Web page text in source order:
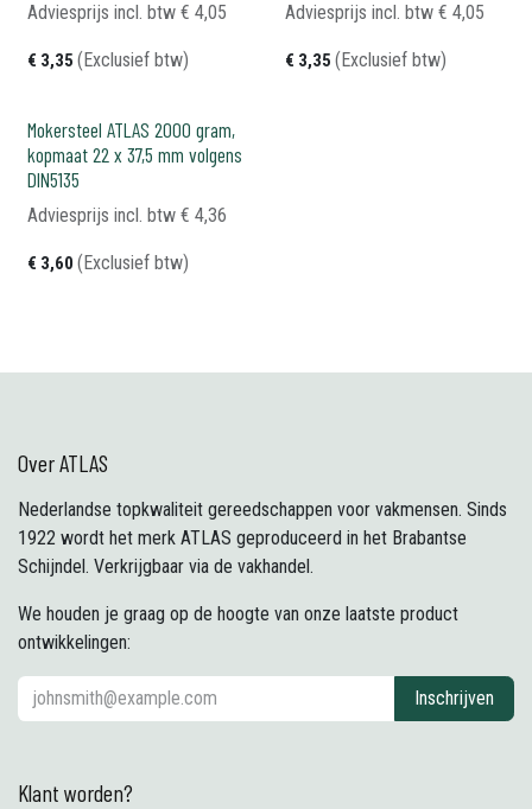
€ 3,35 (Exclusief btw)
Adviesprijs incl. btw € 4,05
€ 3,35 (Exclusief btw)
Adviesprijs incl. btw € 4,05
Mokersteel ATLAS 2000 gram,
kopmaat 22 x 37,5 mm volgens
DIN5135
€ 3,60 (Exclusief btw)
Adviesprijs incl. btw € 4,36
Over ATLAS
Nederlandse topkwaliteit gereedschappen voor vakmensen. Sinds
1922 wordt het merk ATLAS geproduceerd in het Brabantse
Schijndel. Verkrijgbaar via de vakhandel.
We houden je graag op de hoogte van onze laatste product
ontwikkelingen:
Inschrijven
Klant worden?